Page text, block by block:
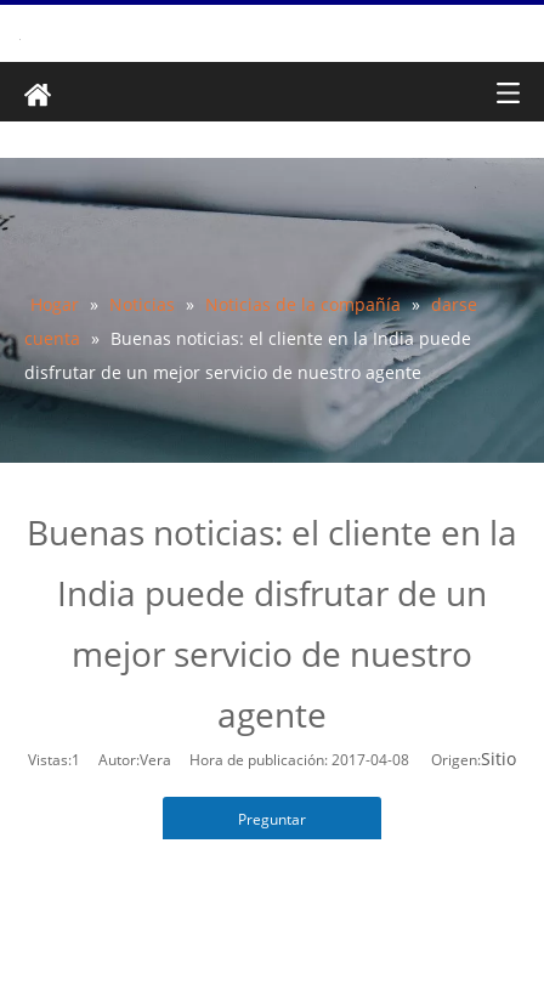
Hogar » Noticias » Noticias de la compañía » darse
cuenta » Buenas noticias: el cliente en la India puede
disfrutar de un mejor servicio de nuestro agente
Buenas noticias: el cliente en la
India puede disfrutar de un
mejor servicio de nuestro
agente
Vistas:1 Autor:Vera Hora de publicación: 2017-04-08 Origen:Sitio
Preguntar